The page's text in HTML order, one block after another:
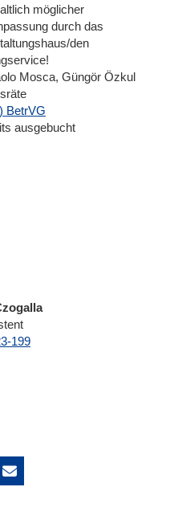
möglicher
durch das
den
Mosca, Güngör Özkul
BetrVG
ausgebucht
199